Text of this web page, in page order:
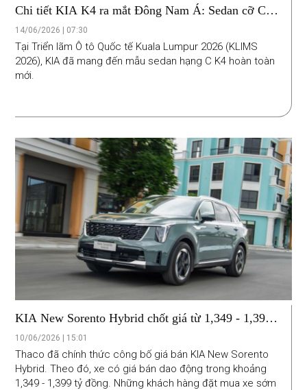
Chi tiết KIA K4 ra mắt Đông Nam Á: Sedan cỡ C
mới dự kiến thay thế K3
14/06/2026 | 07:30
Tại Triển lãm Ô tô Quốc tế Kuala Lumpur 2026 (KLIMS
2026), KIA đã mang đến mẫu sedan hạng C K4 hoàn toàn
mới.
KIA New Sorento Hybrid chốt giá từ 1,349 - 1,399
tỷ đồng tại Việt Nam
10/06/2026 | 15:01
Thaco đã chính thức công bố giá bán KIA New Sorento
Hybrid. Theo đó, xe có giá bán dao động trong khoảng
1,349 - 1,399 tỷ đồng. Những khách hàng đặt mua xe sớm